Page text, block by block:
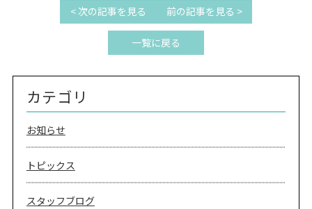
< 次の記事を見る
一覧に戻る
前の記事を見る >
カテゴリ
お知らせ
トピックス
スタッフブログ